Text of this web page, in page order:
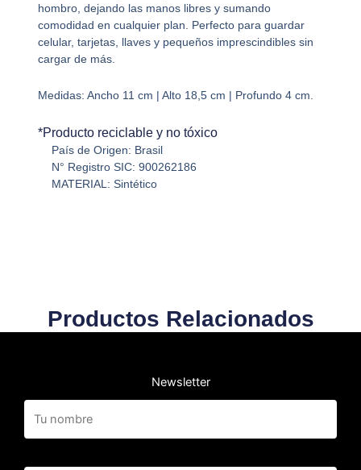
hombro, dejando las manos libres y sumando
comodidad en cualquier plan. Perfecto para guardar
celular, tarjetas, llaves y pequeños imprescindibles sin
cargar de más.
Medidas: Ancho 11 cm | Alto 18,5 cm | Profundo 4 cm.
*Producto reciclable y no tóxico
País de Origen: Brasil
N° Registro SIC: 900262186
MATERIAL: Sintético
Productos Relacionados
Newsletter